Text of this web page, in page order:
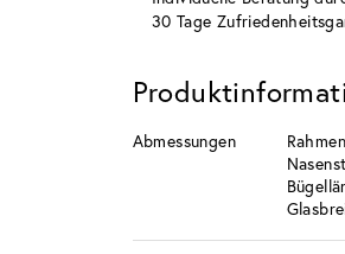
30 Tage
Abmessungen